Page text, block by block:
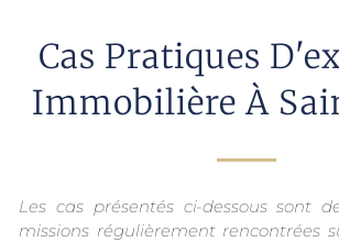
Cas Pratiques
Immobilière À
Les cas présentés ci-dessous sont
missions régulièrement rencontrées